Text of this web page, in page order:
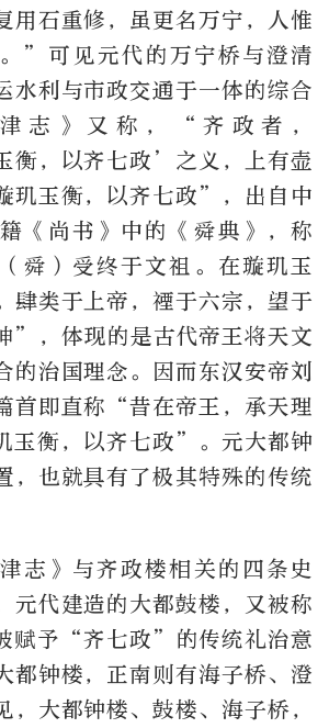
用石重修，虽更名万宁，人惟
”可见元代的万宁桥与澄清
水利与市政交通于一体的综合
志》又称，“齐政者，
衡，以齐七政’之义，上有壶
玉衡，以齐七政”，出自中
《尚书》中的《舜典》，称
舜）受终于文祖。在璇玑玉
肆类于上帝，禋于六宗，望于
”，体现的是古代帝王将天文
的治国理念。因而东汉安帝刘
首即直称“昔在帝王，承天理
玉衡，以齐七政”。元大都钟
，也就具有了极其特殊的传统
志》与齐政楼相关的四条史
元代建造的大都鼓楼，又被称
赋予“齐七政”的传统礼治意
都钟楼，正南则有海子桥、澄
，大都钟楼、鼓楼、海子桥，